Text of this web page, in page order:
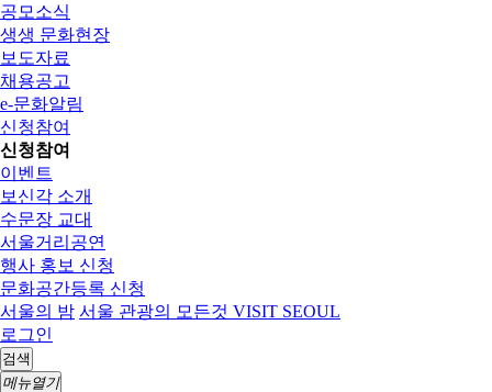
공모소식
생생 문화현장
보도자료
채용공고
e-문화알림
신청참여
신청참여
이벤트
보신각 소개
수문장 교대
서울거리공연
행사 홍보 신청
문화공간등록 신청
서울의 밤 서울 관광의 모든것 VISIT SEOUL
로그인
검색
메뉴열기